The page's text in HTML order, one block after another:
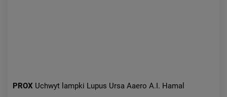
PROX Uchwyt lampki Lupus Ursa Aaero A.I. Hamal